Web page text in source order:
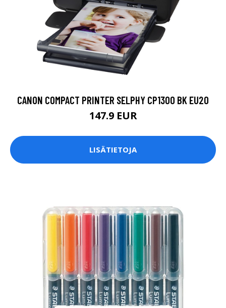
CANON COMPACT PRINTER SELPHY CP1300 BK EU20
147.9 EUR
LISÄTIETOJA